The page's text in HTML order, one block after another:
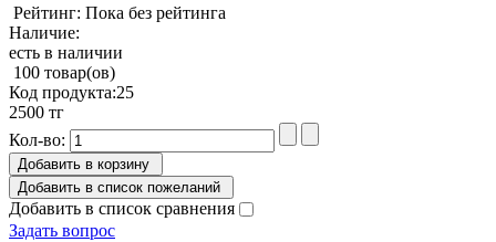
Рейтинг: Пока без рейтинга
Наличие:
есть в наличии
100 товар(ов)
Код продукта:25
2500 тг
Кол-во:
Добавить в корзину
Добавить в список пожеланий
Добавить в список сравнения
Задать вопрос